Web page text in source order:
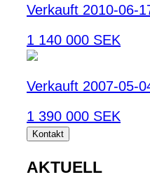
Verkauft 2010-06-
1 140 000 SEK
Verkauft 2007-05-
1 390 000 SEK
Kontakt
AKTUELL